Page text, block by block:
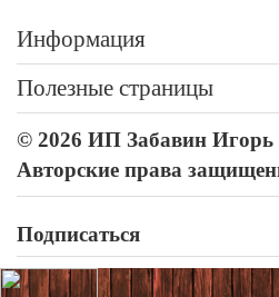
Информация
Полезные страницы
© 2026 ИП Забавин Игорь
Авторские права
Подписаться